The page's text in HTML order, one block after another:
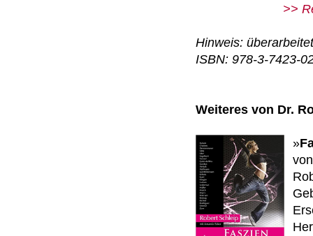
>>
Hinweis:
ISBN: 978-3-7423-
Weiteres von Dr.
»
von